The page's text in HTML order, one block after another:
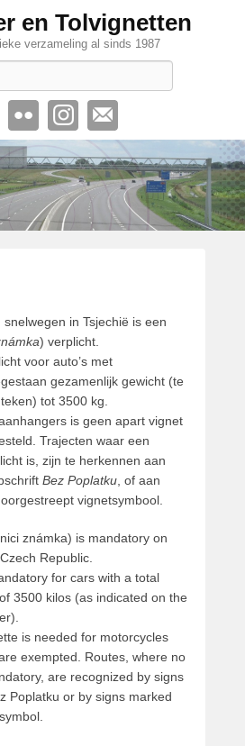
en Tolvignetten
verzameling al sinds 1987
in Tsjechië is een
) verplicht.
voor auto’s met
gezamenlijk gewicht (te
tot 3500 kg.
is geen apart vignet
Trajecten waar een
is, zijn te herkennen aan
Bez Poplatku , of aan
vignetsymbool.
známka) is mandatory on
Republic.
for cars with a total
3500 kilos (as indicated on the
is needed for motorcycles
exempted. Routes, where no
are recognized by signs
Poplatku or by signs marked